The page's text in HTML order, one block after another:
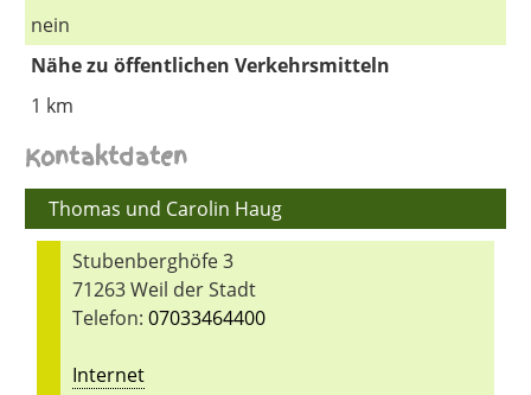
nein
Nähe zu öffentlichen Verkehrsmitteln
1 km
Kontaktdaten
Thomas und Carolin Haug
Stubenberghöfe 3
71263 Weil der Stadt
Telefon:07033464400
Internet